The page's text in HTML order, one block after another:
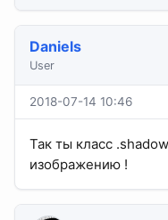
Daniels
User
2018-07-14 10:46
Так ты класс
изображению !